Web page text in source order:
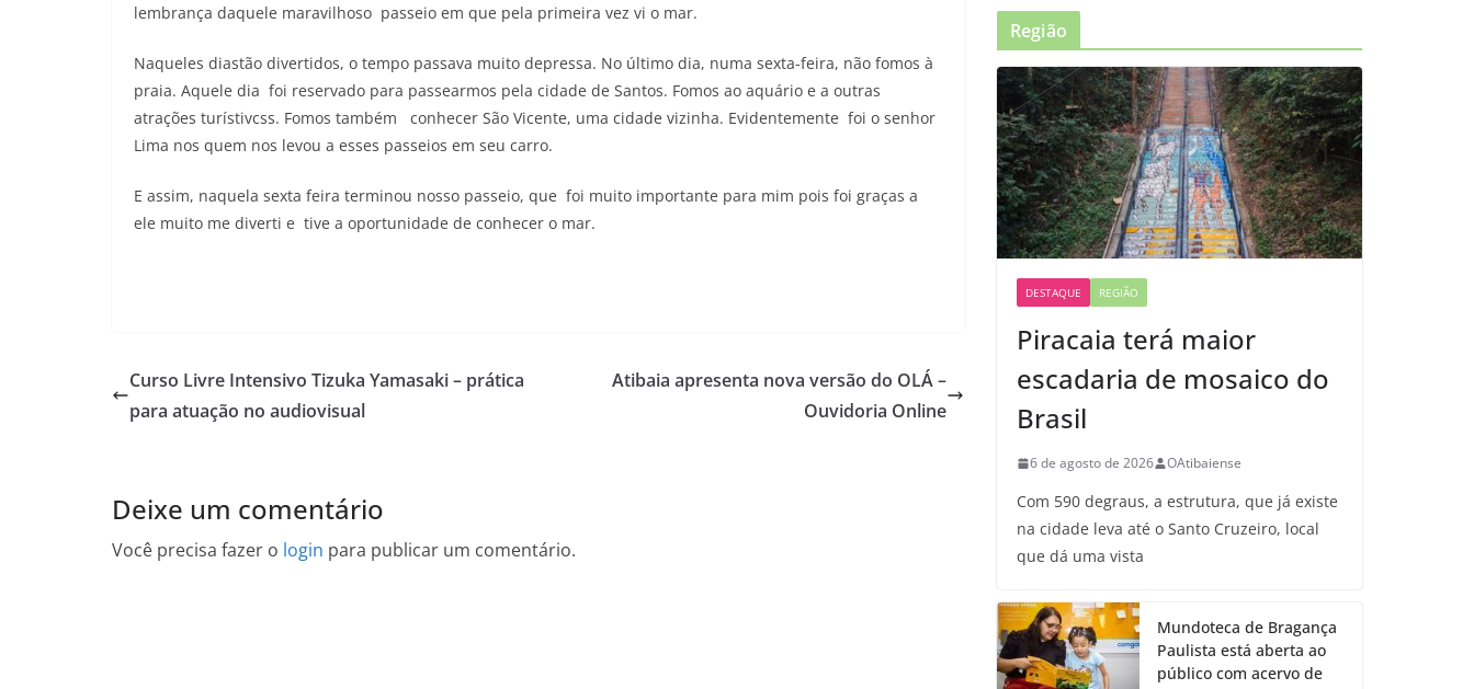
lembrança daquele maravilhoso passeio em que pela primeira vez vi o mar.
Naqueles diastão divertidos, o tempo passava muito depressa. No último dia, numa sexta-feira, não fomos à
praia. Aquele dia foi reservado para passearmos pela cidade de Santos. Fomos ao aquário e a outras
atrações turístivcss. Fomos também conhecer São Vicente, uma cidade vizinha. Evidentemente foi o senhor
Lima nos quem nos levou a esses passeios em seu carro.
E assim, naquela sexta feira terminou nosso passeio, que foi muito importante para mim pois foi graças a
ele muito me diverti e tive a oportunidade de conhecer o mar.
Curso Livre Intensivo Tizuka Yamasaki – prática
para atuação no audiovisual
Atibaia apresenta nova versão do OLÁ –
Ouvidoria Online
Deixe um comentário
Você precisa fazer o login para publicar um comentário.
Região
DESTAQUE REGIÃO
Piracaia terá maior
escadaria de mosaico do
Brasil
6 de agosto de 2026 OAtibaiense
Com 590 degraus, a estrutura, que já existe
na cidade leva até o Santo Cruzeiro, local
que dá uma vista
Mundoteca de Bragança
Paulista está aberta ao
público com acervo de